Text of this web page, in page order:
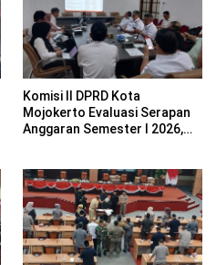
Komisi II DPRD Kota
Mojokerto Evaluasi Serapan
Anggaran Semester I 2026,